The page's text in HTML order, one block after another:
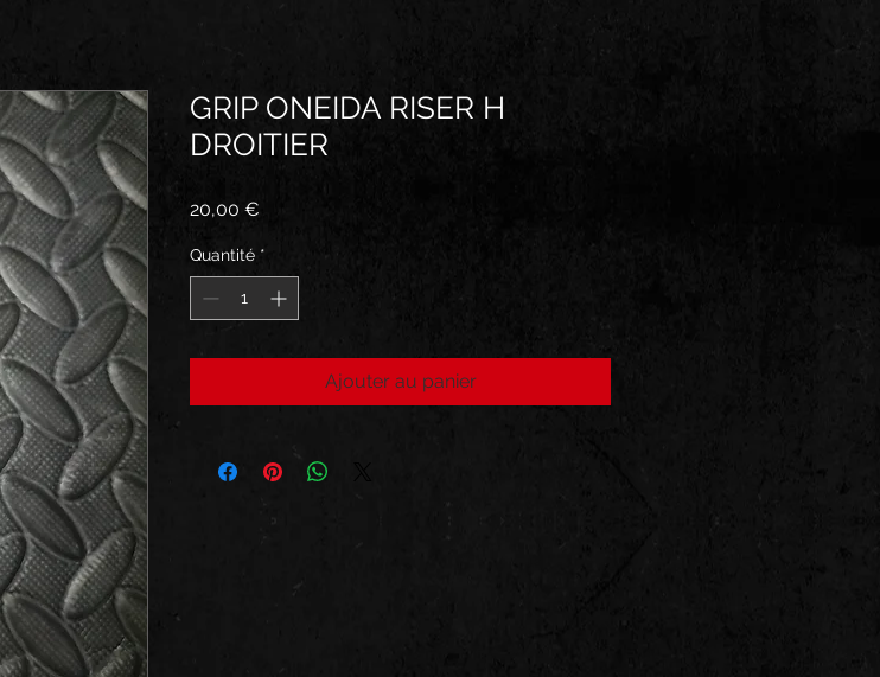
GRIP ONEIDA RISER H
DROITIER
20,00 €
Quantité *
Ajouter au panier